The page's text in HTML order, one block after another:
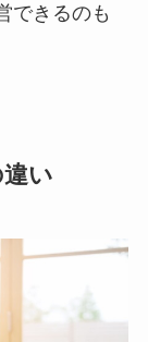
できるのも
い